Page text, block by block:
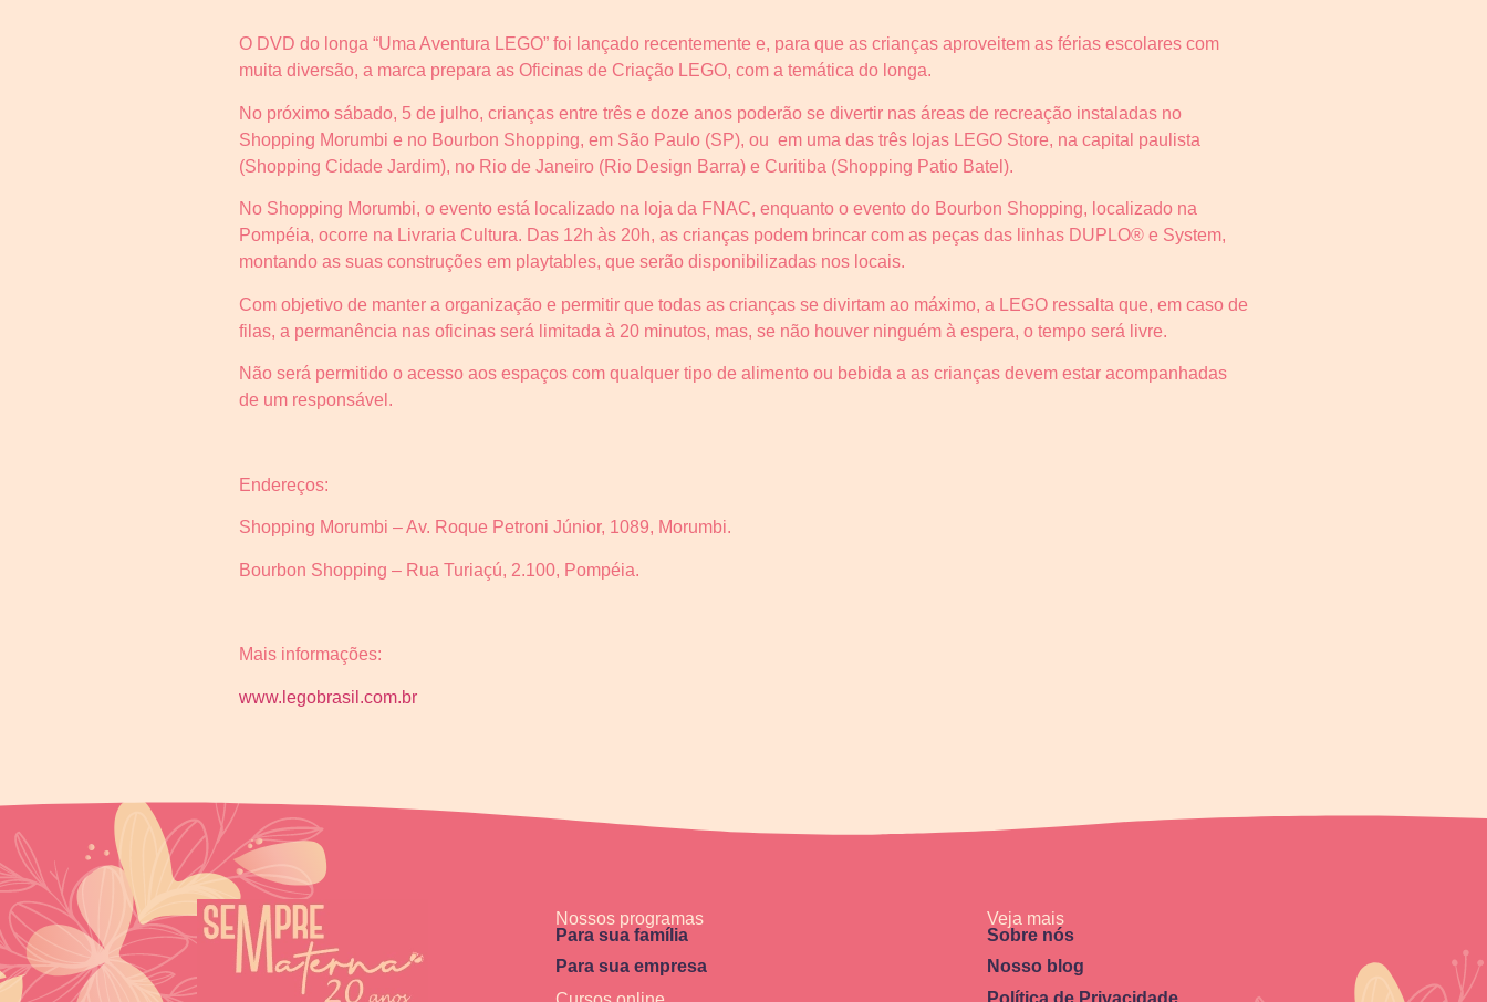
O DVD do longa “Uma Aventura LEGO” foi lançado recentemente e, para que as crianças aproveitem as férias escolares com
muita diversão, a marca prepara as Oficinas de Criação LEGO, com a temática do longa.
No próximo sábado, 5 de julho, crianças entre três e doze anos poderão se divertir nas áreas de recreação instaladas no
Shopping Morumbi e no Bourbon Shopping, em São Paulo (SP), ou em uma das três lojas LEGO Store, na capital paulista
(Shopping Cidade Jardim), no Rio de Janeiro (Rio Design Barra) e Curitiba (Shopping Patio Batel).
No Shopping Morumbi, o evento está localizado na loja da FNAC, enquanto o evento do Bourbon Shopping, localizado na
Pompéia, ocorre na Livraria Cultura. Das 12h às 20h, as crianças podem brincar com as peças das linhas DUPLO® e System,
montando as suas construções em playtables, que serão disponibilizadas nos locais.
Com objetivo de manter a organização e permitir que todas as crianças se divirtam ao máximo, a LEGO ressalta que, em caso de
filas, a permanência nas oficinas será limitada à 20 minutos, mas, se não houver ninguém à espera, o tempo será livre.
Não será permitido o acesso aos espaços com qualquer tipo de alimento ou bebida a as crianças devem estar acompanhadas
de um responsável.
Endereços:
Shopping Morumbi – Av. Roque Petroni Júnior, 1089, Morumbi.
Bourbon Shopping – Rua Turiaçú, 2.100, Pompéia.
Mais informações:
www.legobrasil.com.br
Nossos programas
Para sua família
Para sua empresa
Veja mais
Sobre nós
Nosso blog
Política de Privacidade